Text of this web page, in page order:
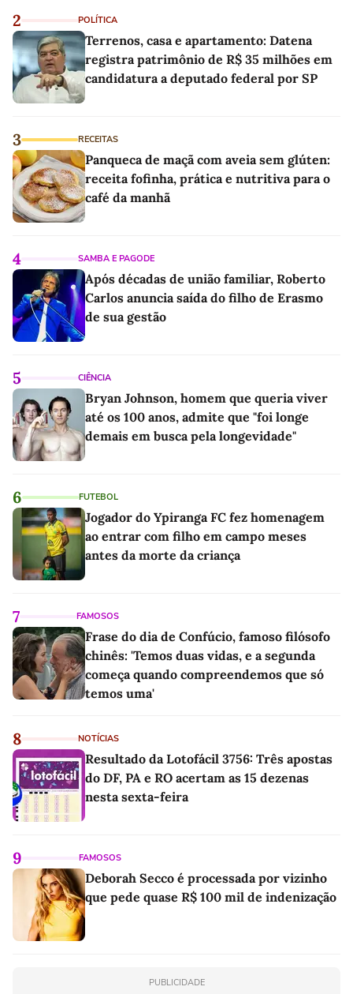
2 POLÍTICA
Terrenos, casa e apartamento: Datena
registra patrimônio de R$ 35 milhões em
candidatura a deputado federal por SP
3 RECEITAS
Panqueca de maçã com aveia sem glúten:
receita fofinha, prática e nutritiva para o
café da manhã
4 SAMBA E PAGODE
Após décadas de união familiar, Roberto
Carlos anuncia saída do filho de Erasmo
de sua gestão
5 CIÊNCIA
Bryan Johnson, homem que queria viver
até os 100 anos, admite que "foi longe
demais em busca pela longevidade"
6 FUTEBOL
Jogador do Ypiranga FC fez homenagem
ao entrar com filho em campo meses
antes da morte da criança
7 FAMOSOS
Frase do dia de Confúcio, famoso filósofo
chinês: 'Temos duas vidas, e a segunda
começa quando compreendemos que só
temos uma'
8 NOTÍCIAS
Resultado da Lotofácil 3756: Três apostas
do DF, PA e RO acertam as 15 dezenas
nesta sexta-feira
9 FAMOSOS
Deborah Secco é processada por vizinho
que pede quase R$ 100 mil de indenização
PUBLICIDADE